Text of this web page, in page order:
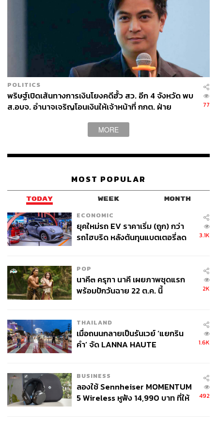
POLITICS
พริษฐ์เปิดเส้นทางการเงินโยงคดีฮั้ว สว. อีก 4 จังหวัด พบ
ส.อบจ. อำนาจเจริญโอนเงินให้เจ้าหน้าที่ กกต. ฝ่าย
77
MORE
MOST POPULAR
TODAY WEEK MONTH
ECONOMIC
ยุคใหม่รถ EV ราคาเริ่ม (ถูก) กว่า
รถไฮบริด หลังต้นทุนแบตเตอรี่ลด
3.1K
POP
นาคี๓ ครุฑา นาคี เผยภาพชุดแรก
พร้อมปักวันฉาย 22 ต.ค. นี้
2K
THAILAND
เมื่อถนนกลายเป็นรันเวย์ ‘แยกริน
คำ’ จัด LANNA HAUTE
1.6K
BUSINESS
ลองใช้ Sennheiser MOMENTUM
5 Wireless หูฟัง 14,990 บาท ที่ให้
492